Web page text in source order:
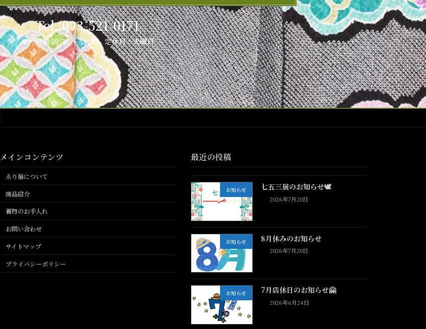
Tel. 093-521-0171
受付時間 10:30 ～ 18:30 定休日：火曜日
メインコンテンツ
ゑり福について
商品紹介
着物のお手入れ
お問い合わせ
サイトマップ
プライバシーポリシー
最近の投稿
お知らせ 七五三展のお知らせ🕊️
2026年7月20日
お知らせ 8月休みのお知らせ
2026年7月20日
お知らせ 7月店休日のお知らせ🤗
2026年6月24日